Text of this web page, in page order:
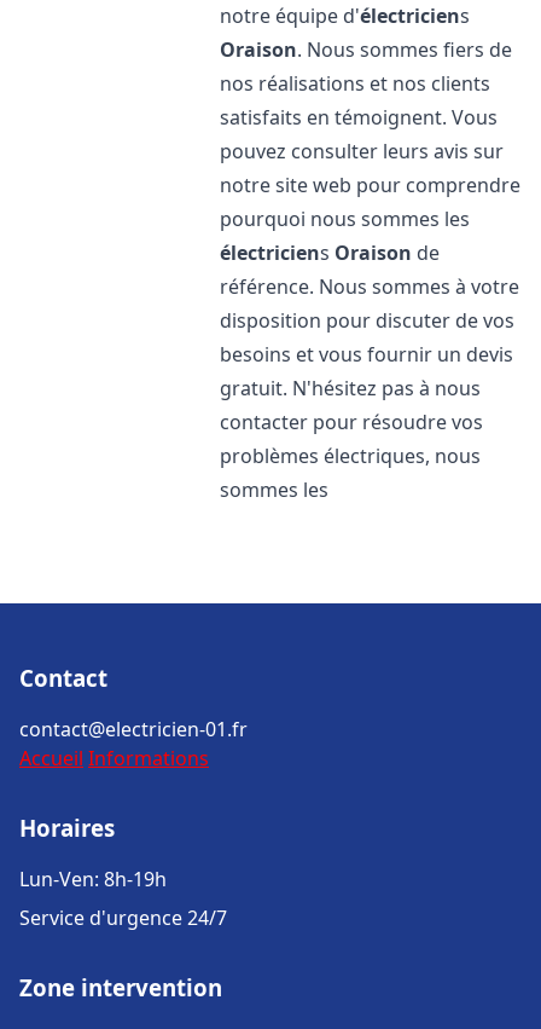
notre équipe d'électriciens
Oraison. Nous sommes fiers de
nos réalisations et nos clients
satisfaits en témoignent. Vous
pouvez consulter leurs avis sur
notre site web pour comprendre
pourquoi nous sommes les
électriciens Oraison de
référence. Nous sommes à votre
disposition pour discuter de vos
besoins et vous fournir un devis
gratuit. N'hésitez pas à nous
contacter pour résoudre vos
problèmes électriques, nous
sommes les
Contact
contact@electricien-01.fr
Accueil Informations
Horaires
Lun-Ven: 8h-19h
Service d'urgence 24/7
Zone intervention